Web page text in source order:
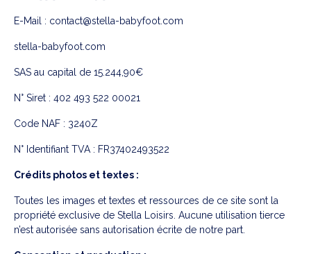
E-Mail : contact@stella-babyfoot.com
stella-babyfoot.com
SAS au capital de 15.244,90€
N° Siret : 402 493 522 00021
Code NAF : 3240Z
N° Identifiant TVA : FR37402493522
Crédits photos et textes :
Toutes les images et textes et ressources de ce site sont la
propriété exclusive de Stella Loisirs. Aucune utilisation tierce
n’est autorisée sans autorisation écrite de notre part.